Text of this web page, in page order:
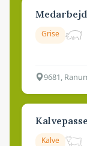
Grise
9681,
Kalve